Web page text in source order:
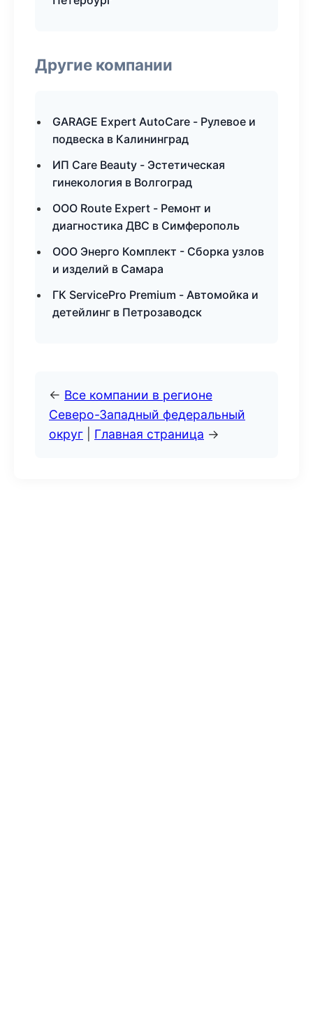
Другие компании
GARAGE Expert AutoCare - Рулевое и
подвеска в Калининград
ИП Care Beauty - Эстетическая
гинекология в Волгоград
ООО Route Expert - Ремонт и
диагностика ДВС в Симферополь
ООО Энерго Комплект - Сборка узлов
и изделий в Самара
ГК ServicePro Premium - Автомойка и
детейлинг в Петрозаводск
← Все компании в регионе
Северо-Западный федеральный
округ
Главная страница →